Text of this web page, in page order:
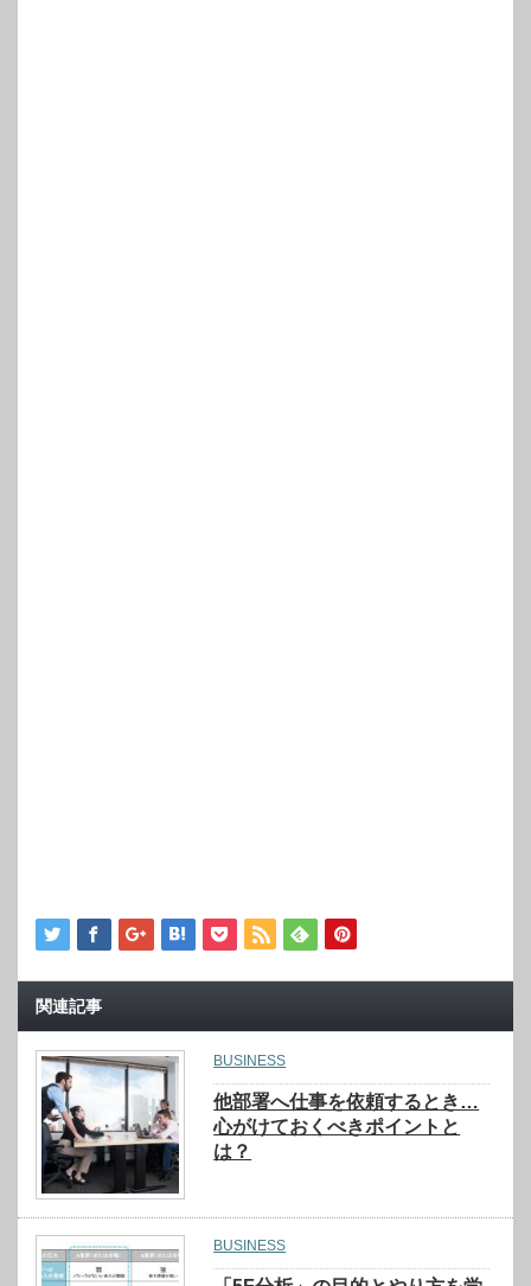
関連記事
BUSINESS
他部署へ仕事を依頼するとき…
心がけておくべきポイントと
は？
BUSINESS